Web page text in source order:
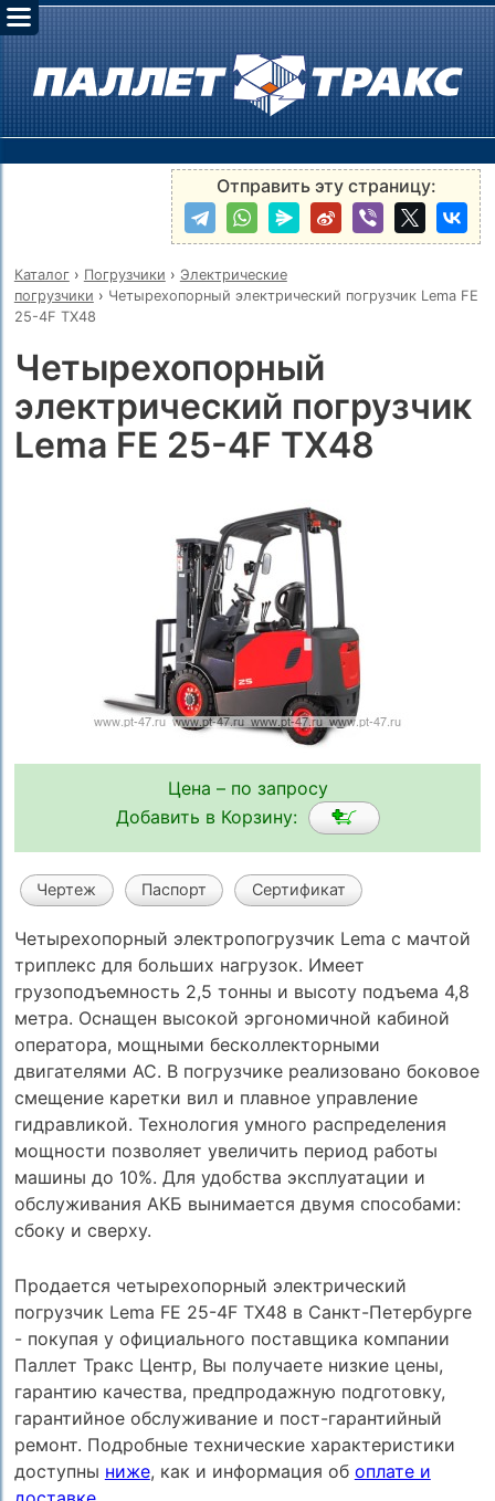
Отправить эту страницу:
Каталог› Погрузчики › Электрические
погрузчики › Четырехопорный электрический погрузчик Lema FE
25-4F TX48
Четырехопорный
электрический погрузчик
Lema FE 25-4F TX48
Цена – по запросу
Добавить в Корзину:
Чертеж Паспорт Сертификат
Четырехопорный электропогрузчик Lema с мачтой
триплекс для больших нагрузок. Имеет
грузоподъемность 2,5 тонны и высоту подъема 4,8
метра. Оснащен высокой эргономичной кабиной
оператора, мощными бесколлекторными
двигателями АС. В погрузчике реализовано боковое
смещение каретки вил и плавное управление
гидравликой. Технология умного распределения
мощности позволяет увеличить период работы
машины до 10%. Для удобства эксплуатации и
обслуживания АКБ вынимается двумя способами:
сбоку и сверху.
Продается четырехопорный электрический
погрузчик Lema FE 25-4F TX48 в Санкт-Петербурге
- покупая у официального поставщика компании
Паллет Тракс Центр, Вы получаете низкие цены,
гарантию качества, предпродажную подготовку,
гарантийное обслуживание и пост-гарантийный
ремонт. Подробные технические характеристики
доступны ниже, как и информация об оплате и